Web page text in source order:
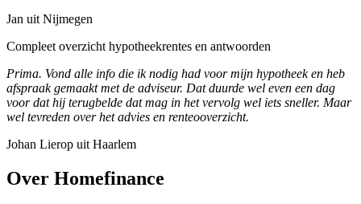
Jan uit Nijmegen
Compleet overzicht hypotheekrentes en antwoorden
Prima. Vond alle info die ik nodig had voor mijn hypotheek en heb
afspraak gemaakt met de adviseur. Dat duurde wel even een dag
voor dat hij terugbelde dat mag in het vervolg wel iets sneller. Maar
wel tevreden over het advies en renteooverzicht.
Johan Lierop uit Haarlem
Over Homefinance